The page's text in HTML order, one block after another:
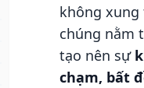
không
chúng nằm
tạo nên sự
chạm, bất